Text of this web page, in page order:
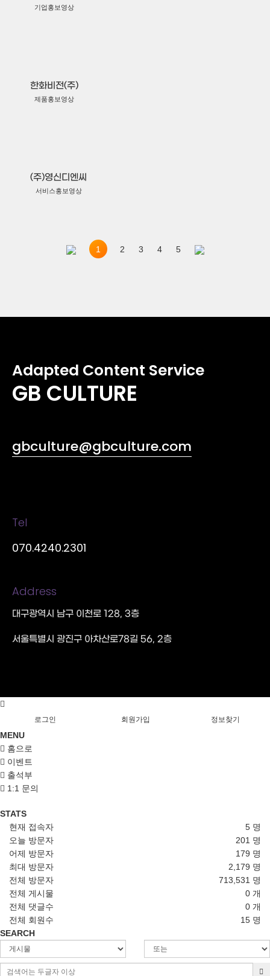
기업홍보영상
한화비전(주)
제품홍보영상
(주)영신디엔씨
서비스홍보영상
1 2 3 4 5
Adapted Content Service
GB CULTURE
gbculture@gbculture.com
Tel
070.4240.2301
Address
대구광역시 남구 이천로 128, 3층
서울특별시 광진구 아차산로78길 56, 2층
로그인 회원가입 정보찾기
MENU
홈으로
이벤트
출석부
1:1 문의
STATS
5 명
현재 접속자
201 명
오늘 방문자
179 명
어제 방문자
2,179 명
최대 방문자
713,531 명
전체 방문자
0 개
전체 게시물
0 개
전체 댓글수
15 명
전체 회원수
SEARCH